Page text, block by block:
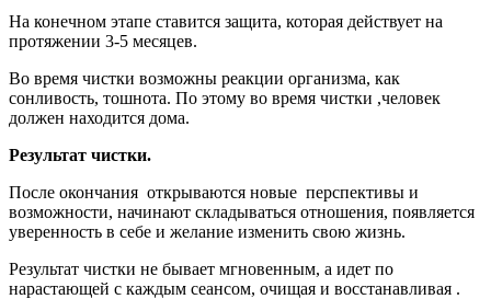
На конечном этапе ставится защита, которая действует на
протяжении 3-5 месяцев.
Во время чистки возможны реакции организма, как
сонливость, тошнота. По этому во время чистки ,человек
должен находится дома.
Результат чистки.
После окончания открываются новые перспективы и
возможности, начинают складываться отношения, появляется
уверенность в себе и желание изменить свою жизнь.
Результат чистки не бывает мгновенным, а идет по
нарастающей с каждым сеансом, очищая и восстанавливая .